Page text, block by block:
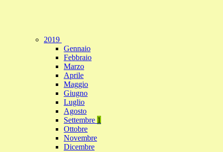
2019
Gennaio
Febbraio
Marzo
Aprile
Maggio
Giugno
Luglio
Agosto
Settembre 1
Ottobre
Novembre
Dicembre